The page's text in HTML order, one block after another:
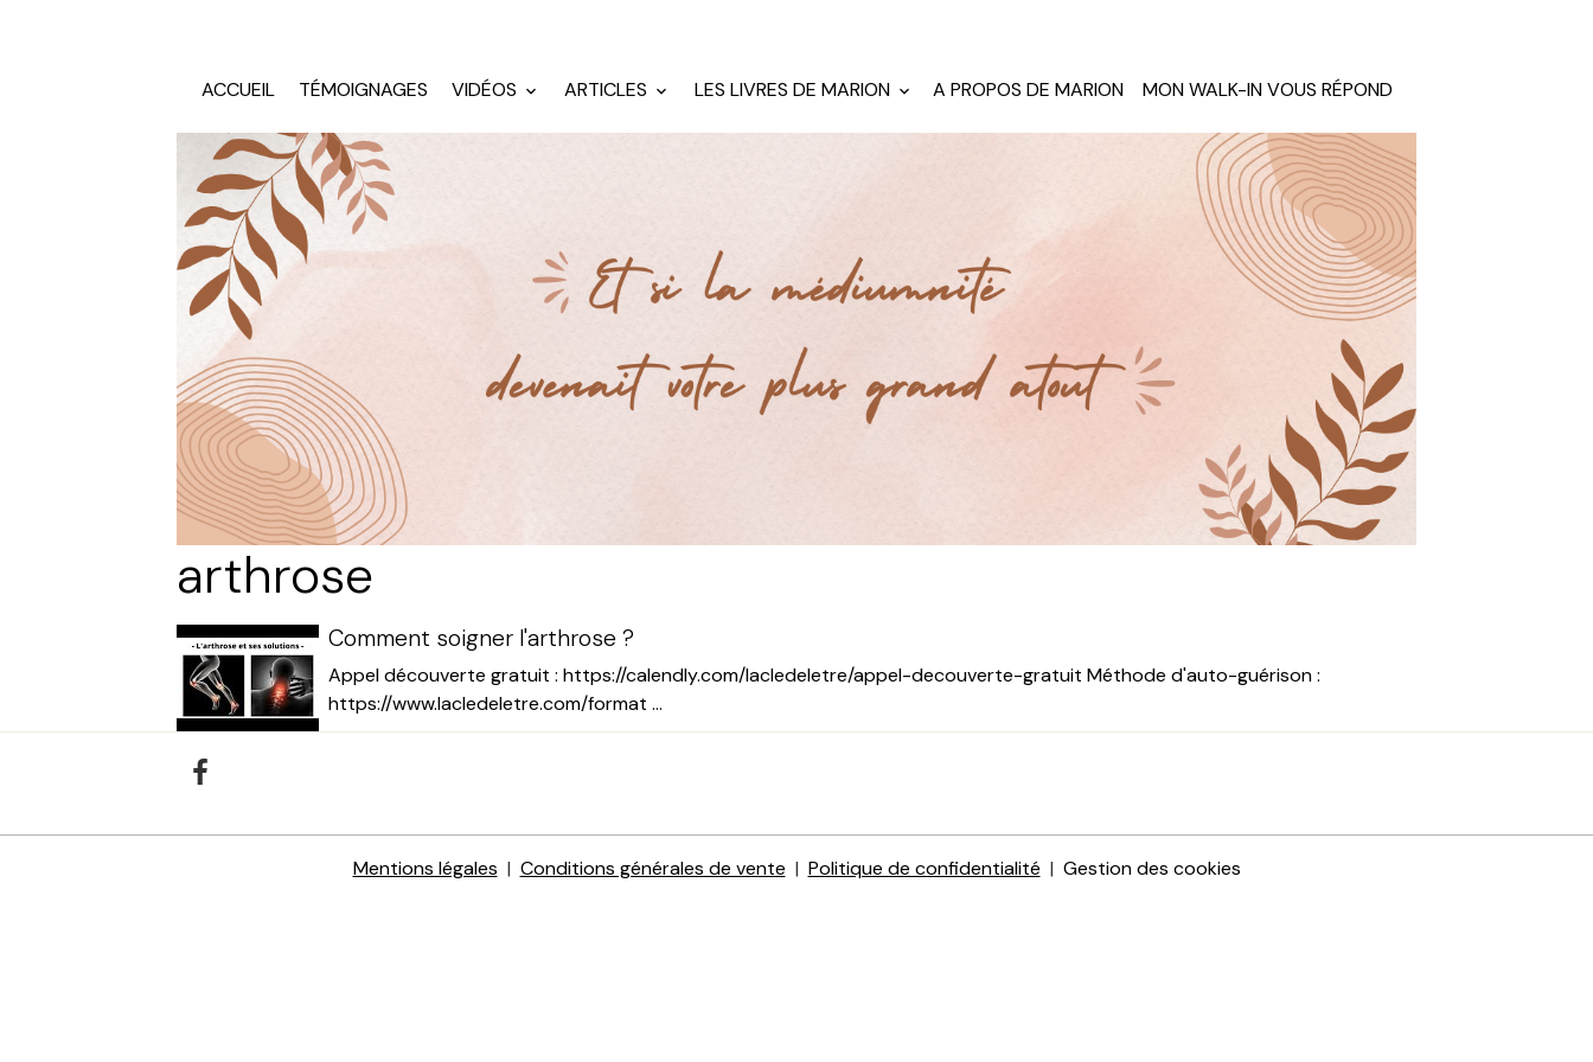
ACCUEIL TÉMOIGNAGES VIDÉOS ARTICLES LES LIVRES DE MARION A PROPOS DE MARION MON WALK-IN VOUS RÉPOND
arthrose
Comment soigner l'arthrose ?
Appel découverte gratuit : https://calendly.com/lacledeletre/appel-decouverte-gratuit Méthode d'auto-guérison :
https://www.lacledeletre.com/format ...
Mentions légales Conditions générales de vente Politique de confidentialité Gestion des cookies